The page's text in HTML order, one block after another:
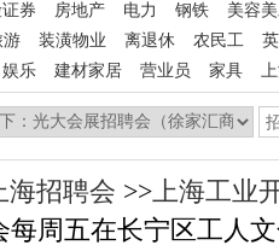
券 房地产 电力 钢铁
美容
游 装潢物业 离退休 农民工
娱乐 建材家居 营业员 家具
海招聘会 >>上海工业
每周五在长宁区工人